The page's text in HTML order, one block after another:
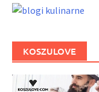
KOSZULOVE